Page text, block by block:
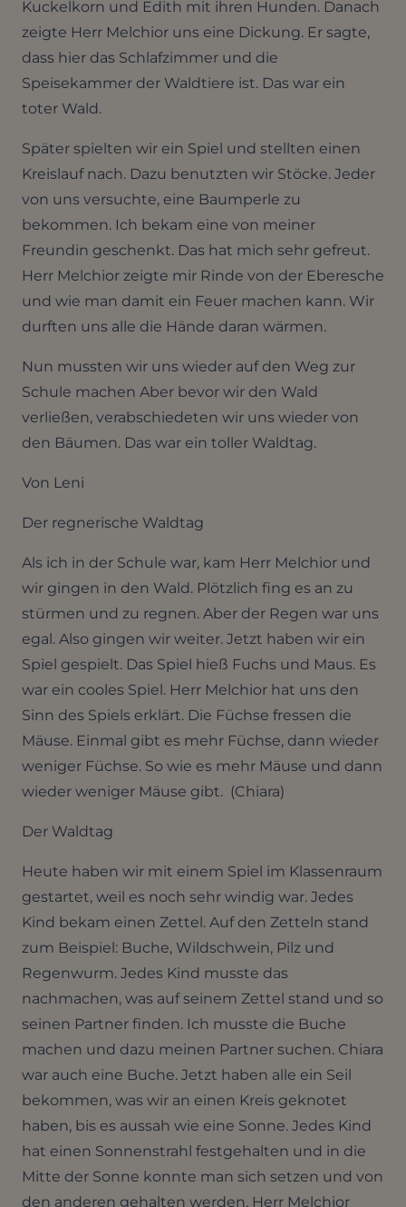
Kuckelkorn und Edith mit ihren Hunden. Danach
zeigte Herr Melchior uns eine Dickung. Er sagte,
dass hier das Schlafzimmer und die
Speisekammer der Waldtiere ist. Das war ein
toter Wald.
Später spielten wir ein Spiel und stellten einen
Kreislauf nach. Dazu benutzten wir Stöcke. Jeder
von uns versuchte, eine Baumperle zu
bekommen. Ich bekam eine von meiner
Freundin geschenkt. Das hat mich sehr gefreut.
Herr Melchior zeigte mir Rinde von der Eberesche
und wie man damit ein Feuer machen kann. Wir
durften uns alle die Hände daran wärmen.
Nun mussten wir uns wieder auf den Weg zur
Schule machen Aber bevor wir den Wald
verließen, verabschiedeten wir uns wieder von
den Bäumen. Das war ein toller Waldtag.
Von Leni
Der regnerische Waldtag
Als ich in der Schule war, kam Herr Melchior und
wir gingen in den Wald. Plötzlich fing es an zu
stürmen und zu regnen. Aber der Regen war uns
egal. Also gingen wir weiter. Jetzt haben wir ein
Spiel gespielt. Das Spiel hieß Fuchs und Maus. Es
war ein cooles Spiel. Herr Melchior hat uns den
Sinn des Spiels erklärt. Die Füchse fressen die
Mäuse. Einmal gibt es mehr Füchse, dann wieder
weniger Füchse. So wie es mehr Mäuse und dann
wieder weniger Mäuse gibt. (Chiara)
Der Waldtag
Heute haben wir mit einem Spiel im Klassenraum
gestartet, weil es noch sehr windig war. Jedes
Kind bekam einen Zettel. Auf den Zetteln stand
zum Beispiel: Buche, Wildschwein, Pilz und
Regenwurm. Jedes Kind musste das
nachmachen, was auf seinem Zettel stand und so
seinen Partner finden. Ich musste die Buche
machen und dazu meinen Partner suchen. Chiara
war auch eine Buche. Jetzt haben alle ein Seil
bekommen, was wir an einen Kreis geknotet
haben, bis es aussah wie eine Sonne. Jedes Kind
hat einen Sonnenstrahl festgehalten und in die
Mitte der Sonne konnte man sich setzen und von
den anderen gehalten werden. Herr Melchior